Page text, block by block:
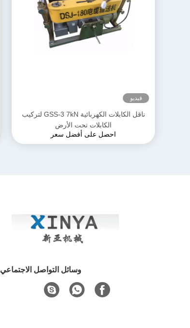
فيديو
ناقل الكابلات الكهربائية GSS-3 7kN لتركيب
الكابلات تحت الأرض
احصل على أفضل سعر
وسائل التواصل الاجتماعي